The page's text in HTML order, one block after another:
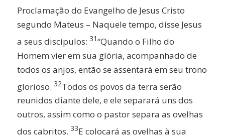
Proclamação do Evangelho de Jesus Cristo
segundo Mateus – Naquele tempo, disse Jesus
a seus discípulos: 31“Quando o Filho do
Homem vier em sua glória, acompanhado de
todos os anjos, então se assentará em seu trono
glorioso. 32Todos os povos da terra serão
reunidos diante dele, e ele separará uns dos
outros, assim como o pastor separa as ovelhas
dos cabritos. 33E colocará as ovelhas à sua